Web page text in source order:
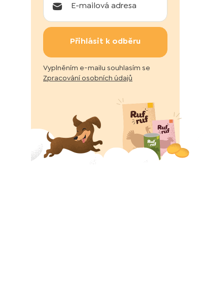
Přihlásit k odběru
Vyplněním e-mailu souhlasím se
Zpracování osobních údajů